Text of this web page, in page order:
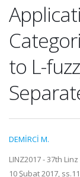
to L-
DEMİRCİ M.
LINZ2017 - 37th
10 Şubat 2017,